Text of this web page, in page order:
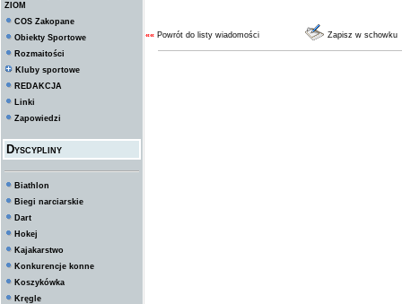
ZIOM
COS Zakopane
Obiekty Sportowe
Rozmaitości
Kluby sportowe
REDAKCJA
Linki
Zapowiedzi
Dyscypliny
Biathlon
Biegi narciarskie
Dart
Hokej
Kajakarstwo
Konkurencje konne
Koszykówka
Kręgle
«« Powrót do listy wiadomości Zapisz w schowku